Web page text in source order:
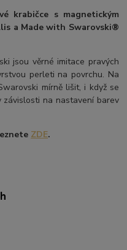
krabičce s magnetickým
a Made with Swarovski®
jsou věrné imitace pravých
perleti na povrchu. Na
mírně lišit, i když se
na nastavení barev
ZDE.